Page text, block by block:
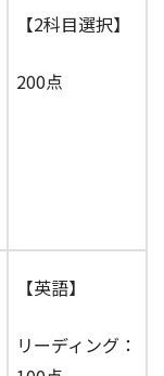
【2科目選択】
200点
【英語】
リーディング：